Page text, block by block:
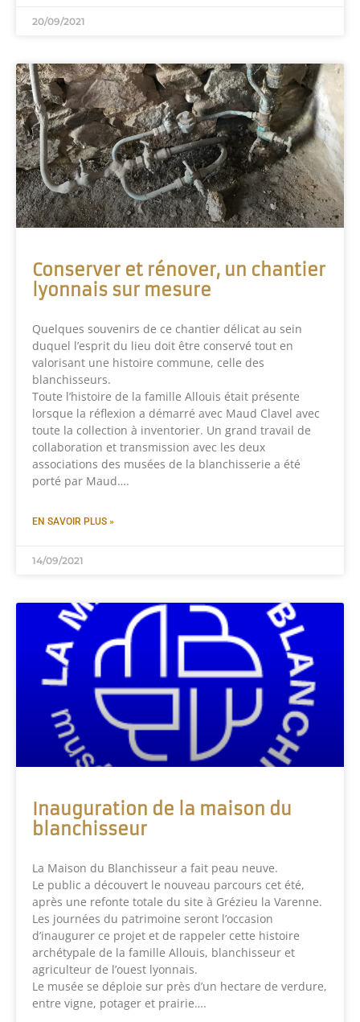
20/09/2021
Conserver et rénover, un chantier
lyonnais sur mesure
Quelques souvenirs de ce chantier délicat au sein
duquel l’esprit du lieu doit être conservé tout en
valorisant une histoire commune, celle des
blanchisseurs.
Toute l’histoire de la famille Allouis était présente
lorsque la réflexion a démarré avec Maud Clavel avec
toute la collection à inventorier. Un grand travail de
collaboration et transmission avec les deux
associations des musées de la blanchisserie a été
porté par Maud….
EN SAVOIR PLUS »
14/09/2021
Inauguration de la maison du
blanchisseur
La Maison du Blanchisseur a fait peau neuve.
Le public a découvert le nouveau parcours cet été,
après une refonte totale du site à Grézieu la Varenne.
Les journées du patrimoine seront l’occasion
d’inaugurer ce projet et de rappeler cette histoire
archétypale de la famille Allouis, blanchisseur et
agriculteur de l’ouest lyonnais.
Le musée se déploie sur près d’un hectare de verdure,
entre vigne, potager et prairie….